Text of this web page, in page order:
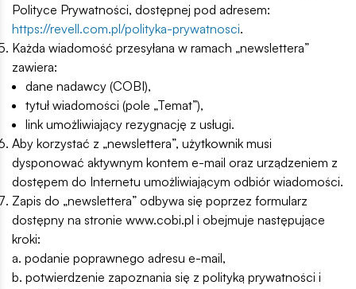
Polityce Prywatności, dostępnej pod adresem:
https://revell.com.pl/polityka-prywatnosci.
Każda wiadomość przesyłana w ramach „newslettera”
zawiera:
dane nadawcy (COBI),
tytuł wiadomości (pole „Temat”),
link umożliwiający rezygnację z usługi.
Aby korzystać z „newslettera”, użytkownik musi
dysponować aktywnym kontem e-mail oraz urządzeniem z
dostępem do Internetu umożliwiającym odbiór wiadomości.
Zapis do „newslettera” odbywa się poprzez formularz
dostępny na stronie www.cobi.pl i obejmuje następujące
kroki:
a. podanie poprawnego adresu e-mail,
b. potwierdzenie zapoznania się z polityką prywatności i